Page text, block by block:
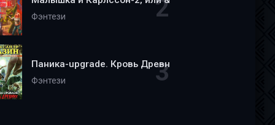
Фэнтези
Паника-upgrade. Кровь Древних - Александр Мазин
Фэнтези